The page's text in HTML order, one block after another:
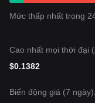
Mức thấp nhất trong
Cao nhất mọi thời đại
$0.1382
Biến động giá (7 ngày):